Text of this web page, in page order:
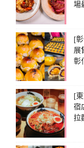
場
[
展
彰
[
宿
拉